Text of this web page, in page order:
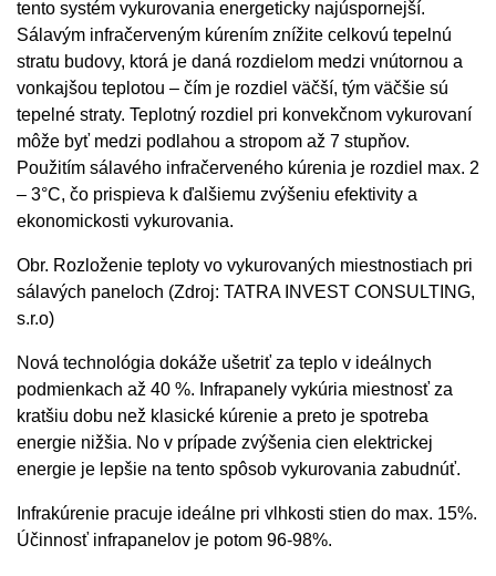
tento systém vykurovania energeticky najúspornejší.
Sálavým infračerveným kúrením znížite celkovú tepelnú
stratu budovy, ktorá je daná rozdielom medzi vnútornou a
vonkajšou teplotou – čím je rozdiel väčší, tým väčšie sú
tepelné straty. Teplotný rozdiel pri konvekčnom vykurovaní
môže byť medzi podlahou a stropom až 7 stupňov.
Použitím sálavého infračerveného kúrenia je rozdiel max. 2
– 3°C, čo prispieva k ďalšiemu zvýšeniu efektivity a
ekonomickosti vykurovania.
Obr. Rozloženie teploty vo vykurovaných miestnostiach pri
sálavých paneloch (Zdroj: TATRA INVEST CONSULTING,
s.r.o)
Nová technológia dokáže ušetriť za teplo v ideálnych
podmienkach až 40 %. Infrapanely vykúria miestnosť za
kratšiu dobu než klasické kúrenie a preto je spotreba
energie nižšia. No v prípade zvýšenia cien elektrickej
energie je lepšie na tento spôsob vykurovania zabudnúť.
Infrakúrenie pracuje ideálne pri vlhkosti stien do max. 15%.
Účinnosť infrapanelov je potom 96-98%.